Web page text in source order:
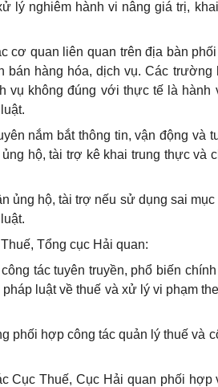
lý nghiêm hành vi nâng giá trị,
cơ quan liên quan trên địa bàn
bán hàng hóa, dịch vụ. Các
vụ không đúng với thực tế là
nắm bắt thông tin, vận động và
hộ, tài trợ kê khai trung thực và
ủng hộ, tài trợ nếu sử dụng sai
Tổng cục Hải quan:
tác tuyên truyền, phổ biến
luật về thuế và xử lý vi phạm
phối hợp công tác quản lý thuế và
Cục Thuế, Cục Hải quan phối